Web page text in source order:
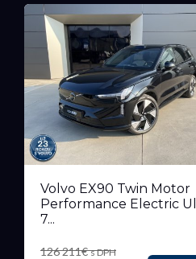
Volvo EX90 Twin Motor
Performance Electric
7...
126 211€s DPH